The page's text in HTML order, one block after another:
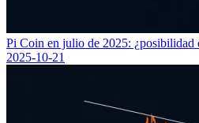
Pi Coin en julio de 2025: ¿posibilidad
2025-10-21